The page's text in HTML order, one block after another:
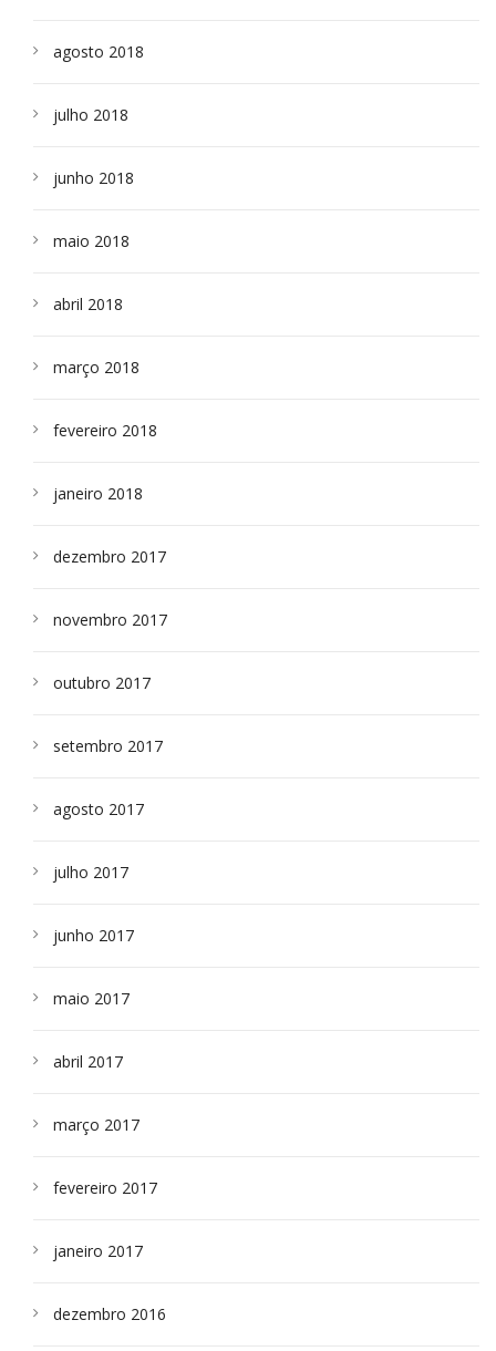
agosto 2018
julho 2018
junho 2018
maio 2018
abril 2018
março 2018
fevereiro 2018
janeiro 2018
dezembro 2017
novembro 2017
outubro 2017
setembro 2017
agosto 2017
julho 2017
junho 2017
maio 2017
abril 2017
março 2017
fevereiro 2017
janeiro 2017
dezembro 2016